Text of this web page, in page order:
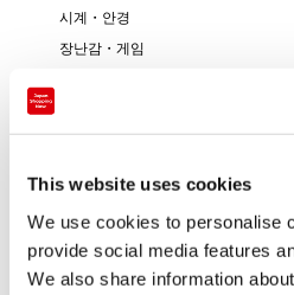
This website uses cookies
We use cookies to personalise
provide social media features
We also share information
시계・안경
장난감・게임